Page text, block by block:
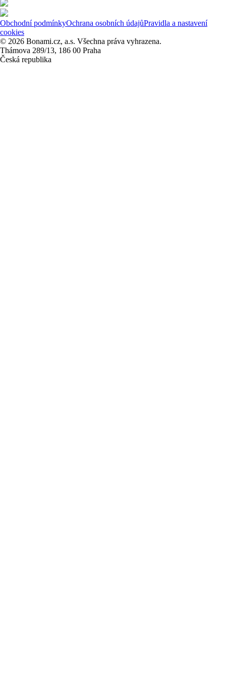
Obchodní podmínkyOchrana osobních údajůPravidla a nastavení
cookies
© 2026 Bonami.cz, a.s. Všechna práva vyhrazena.
Thámova 289/13, 186 00 Praha
Česká republika